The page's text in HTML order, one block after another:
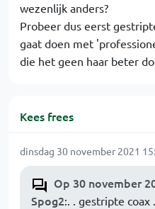
wezenlijk anders?
Probeer dus eerst
gaat doen met
die het geen haar beter
Kees frees
dinsdag 30 november 2021
Op 30 november
Spog2:. . gestripte coax